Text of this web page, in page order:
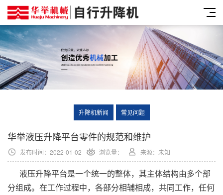
升降机新闻 常见问题
华举液压升降平台零件的规范和维护
发布时间：2022-01-02 浏览量： 来源：未知
液压升降平台是一个统一的整体，其主体结构由多个部
分组成。在工作过程中，各部分相辅相成，共同工作，任何